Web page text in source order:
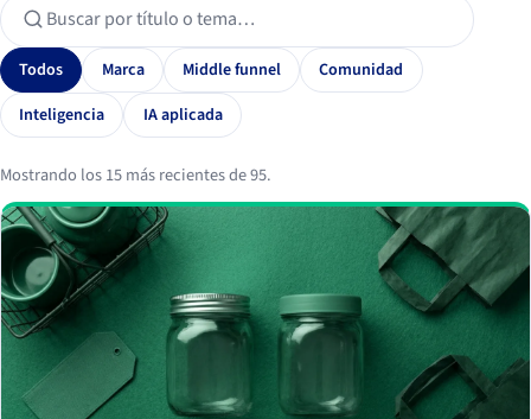
Todos Marca Middle funnel
Comunidad
Inteligencia
IA aplicada
Mostrando los 15 más recientes de 95.